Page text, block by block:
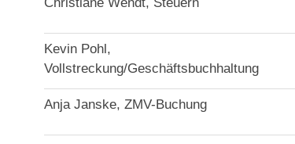
Kevin Pohl,
Vollstreckung/Geschäftsbuchhaltung
Anja Janske, ZMV-Buchung